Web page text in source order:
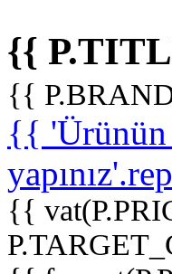
{{
{{
{{ 'Ürünün
{{